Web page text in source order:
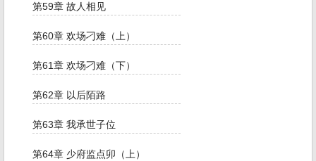
第59章 故人相见
第60章 欢场刁难（上）
第61章 欢场刁难（下）
第62章 以后陌路
第63章 我承世子位
第64章 少府监点卯（上）